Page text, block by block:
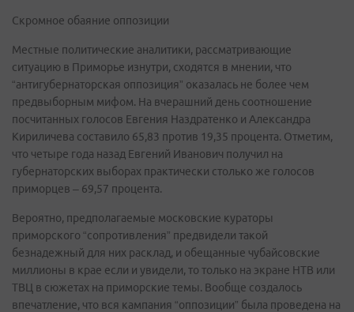
Скромное обаяние оппозиции
Местные политические аналитики, рассматривающие
ситуацию в Приморье изнутри, сходятся в мнении, что
“антигубернаторская оппозиция” оказалась не более чем
предвыборным мифом. На вчерашний день соотношение
посчитанных голосов Евгения Наздратенко и Александра
Кириличева составило 65,83 против 19,35 процента. Отметим,
что четыре года назад Евгений Иванович получил на
губернаторских выборах практически столько же голосов
приморцев – 69,57 процента.
Вероятно, предполагаемые московские кураторы
приморского “сопротивления” предвидели такой
безнадежный для них расклад, и обещанные чубайсовские
миллионы в крае если и увидели, то только на экране НТВ или
ТВЦ в сюжетах на приморские темы. Вообще создалось
впечатление, что вся кампания “оппозиции” была проведена на